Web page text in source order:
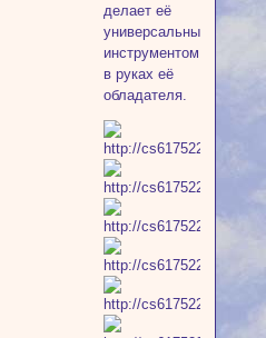
делает её
универсальным
инструментом
в руках её
обладателя.